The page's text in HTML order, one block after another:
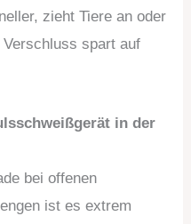
zieht Tiere an oder
spart auf
in der
bei offenen
ist es extrem